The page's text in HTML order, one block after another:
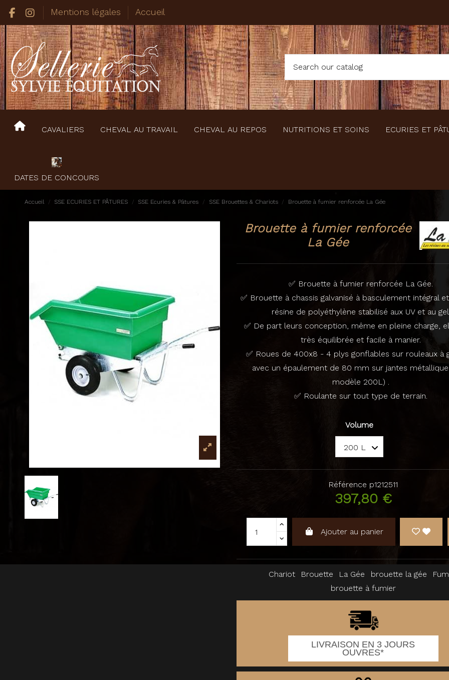
Mentions légales Accueil
CAVALIERS CHEVAL AU TRAVAIL CHEVAL AU REPOS NUTRITIONS ET SOINS ECURIES ET
DATES DE CONCOURS
Accueil SSE ECURIES ET PÂTURES SSE Ecuries & Pâtures SSE Brouettes & Chariots Brouette à fumier renforcée La Gée
Brouette à fumier renforcée
La Gée
✅ Brouette à fumier renforcée La Gée.
✅ Brouette à chassis galvanisé à basculement intégral
résine de polyéthylène stabilisé aux UV et au
✅ De part leurs conception, même en pleine charge,
très équilibrée et facile à manier.
✅ Roues de 400x8 - 4 plys gonflables sur rouleaux à
avec un épaulement de 80 mm sur jantes
modèle 200L) .
✅ Roulante sur tout type de terrain.
Volume
Référence p1212511
397,80 €
Ajouter au panier
Chariot Brouette La Gée brouette la gée
brouette à fumier
LIVRAISON EN 3 JOURS
OUVRES*